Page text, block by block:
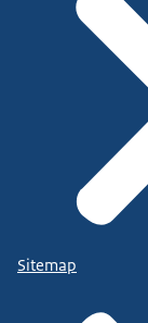
Sitemap